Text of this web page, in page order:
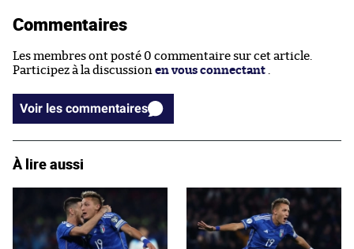
Commentaires
Les membres ont posté 0 commentaire sur cet article.
Participez à la discussion en vous connectant
Voir les commentaires
À lire aussi